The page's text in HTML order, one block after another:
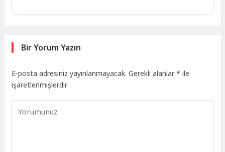
Bir Yorum Yazın
E-posta adresiniz yayınlanmayacak. Gerekli alanlar* ile
işaretlenmişlerdir